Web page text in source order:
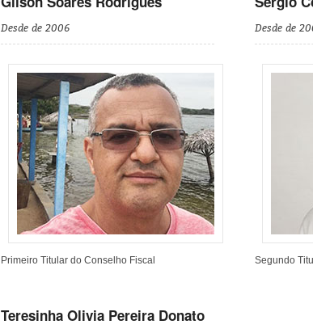
Desde de 2006
Primeiro Titular do Conselho Fiscal
Desde de
Segundo
Teresinha Olivia Pereira Donato